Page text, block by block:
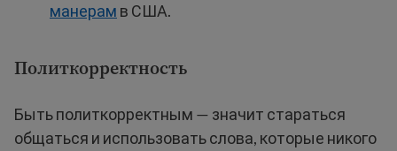
манерам в США.
Политкорректность
Быть политкорректным — значит стараться
общаться и использовать слова, которые никого